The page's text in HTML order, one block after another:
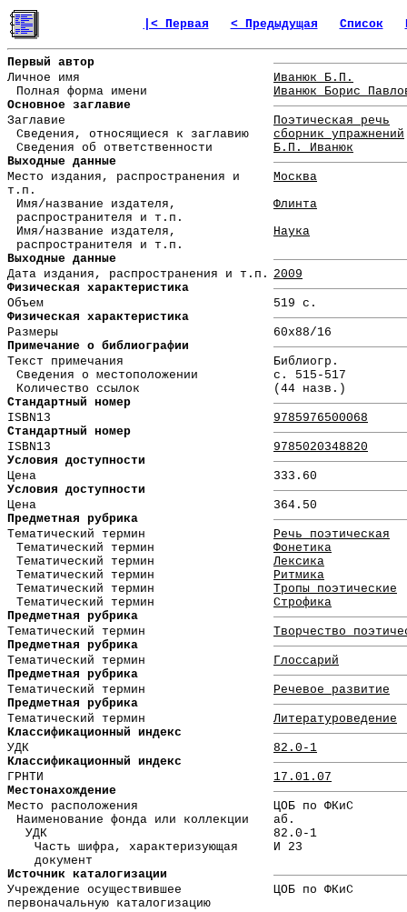
|< Первая < Предыдущая Список
Первый автор
Личное имя
Иванюк Б.П.
Полная форма имени
Иванюк Борис
Основное заглавие
Заглавие
Поэтическая речь
Сведения, относящиеся к заглавию
сборник упражнений
Сведения об ответственности
Б.П. Иванюк
Выходные данные
Место издания, распространения и
т.п.
Москва
Имя/название издателя,
распространителя и т.п.
Флинта
Имя/название издателя,
распространителя и т.п.
Наука
Выходные данные
Дата издания, распространения и т.п. 2009
Физическая характеристика
Объем
519 с.
Физическая характеристика
Размеры
60x88/16
Примечание о библиографии
Текст примечания
Библиогр.
Сведения о местоположении
с. 515-517
Количество ссылок
(44 назв.)
Стандартный номер
ISBN13
9785976500068
Стандартный номер
ISBN13
9785020348820
Условия доступности
Цена
333.60
Условия доступности
Цена
364.50
Предметная рубрика
Тематический термин
Речь поэтическая
Тематический термин
Фонетика
Тематический термин
Лексика
Тематический термин
Ритмика
Тематический термин
Тропы поэтические
Тематический термин
Строфика
Предметная рубрика
Тематический термин
Творчество
Предметная рубрика
Тематический термин
Глоссарий
Предметная рубрика
Тематический термин
Речевое развитие
Предметная рубрика
Тематический термин
Литературоведение
Классификационный индекс
УДК
82.0-1
Классификационный индекс
ГРНТИ
17.01.07
Местонахождение
Место расположения
ЦОБ по ФКиС
Наименование фонда или коллекции
аб.
УДК
82.0-1
Часть шифра, характеризующая
документ
И 23
Источник каталогизации
Учреждение осуществившее
первоначальную каталогизацию
ЦОБ по ФКиС